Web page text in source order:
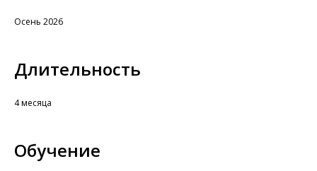
Осень 2026
Длительность
4 месяца
Обучение